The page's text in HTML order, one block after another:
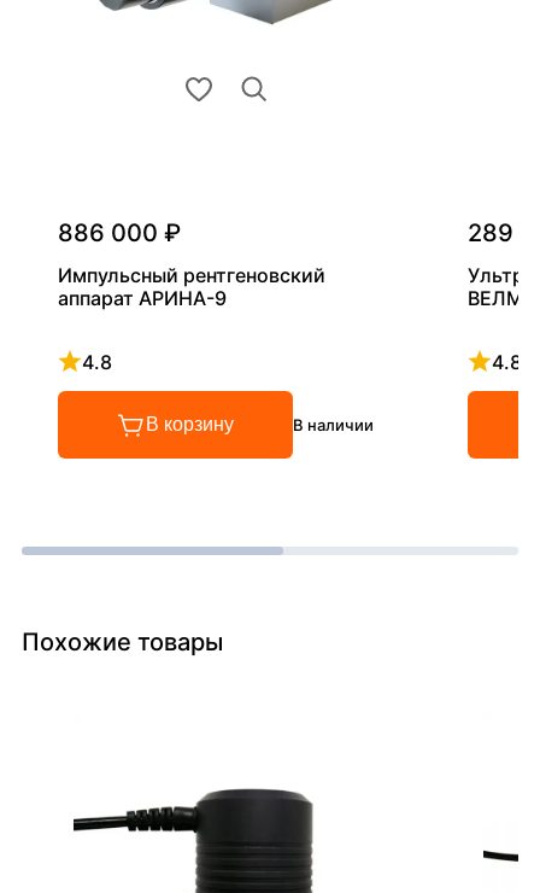
886 000 ₽
Импульсный рентгеновский
аппарат АРИНА-9
4.8
Рейтинг 4.8 из 5
В корзину В наличии
289
4.8
Похожие товары